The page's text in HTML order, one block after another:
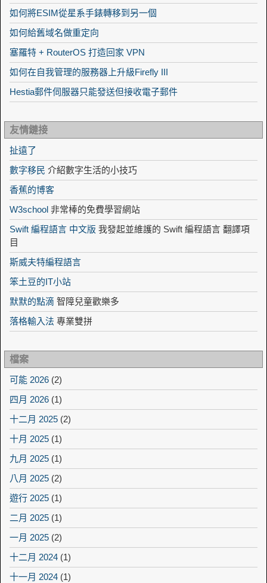
如何將ESIM從星系手錶轉移到另一個
如何給舊域名做重定向
塞羅特 + RouterOS 打造回家 VPN
如何在自我管理的服務器上升級Firefly III
Hestia郵件伺服器只能發送但接收電子郵件
友情鏈接
扯遠了
數字移民 介紹數字生活的小技巧
香蕉的博客
W3school 非常棒的免費學習網站
Swift 編程語言 中文版 我發起並維護的 Swift 編程語言 翻譯項
目
斯威夫特編程語言
笨土豆的IT小站
默默的點滴 智障兒童歡樂多
落格輸入法 專業雙拼
檔案
可能 2026 (2)
四月 2026 (1)
十二月 2025 (2)
十月 2025 (1)
九月 2025 (1)
八月 2025 (2)
遊行 2025 (1)
二月 2025 (1)
一月 2025 (2)
十二月 2024 (1)
十一月 2024 (1)